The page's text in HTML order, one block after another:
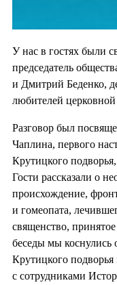
У нас в гостях были
председатель
и Дмитрий Беденко,
любителей
Разговор был
Чаплина, первого
Крутицкого
Гости рассказали о
происхождение,
и гомеопата,
священство,
беседы мы коснулись
Крутицкого
с сотрудниками